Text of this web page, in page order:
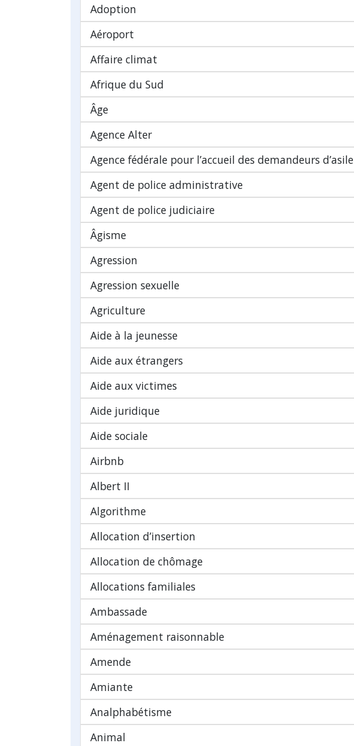
Adoption
Aéroport
Affaire climat
Afrique du Sud
Âge
Agence Alter
Agence fédérale pour l’accueil des demandeurs d’asile
Agent de police administrative
Agent de police judiciaire
Âgisme
Agression
Agression sexuelle
Agriculture
Aide à la jeunesse
Aide aux étrangers
Aide aux victimes
Aide juridique
Aide sociale
Airbnb
Albert II
Algorithme
Allocation d’insertion
Allocation de chômage
Allocations familiales
Ambassade
Aménagement raisonnable
Amende
Amiante
Analphabétisme
Animal